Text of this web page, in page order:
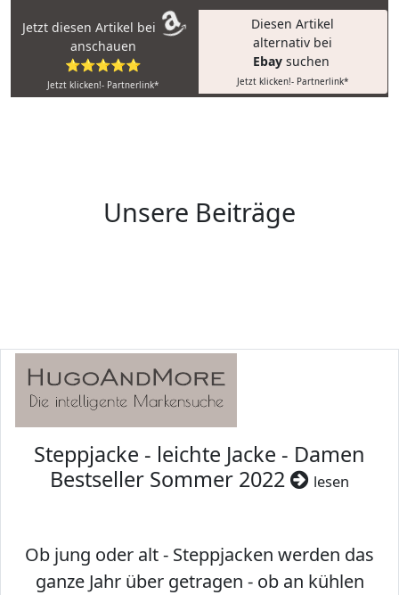
Jetzt diesen Artikel bei
anschauen
⭐⭐⭐⭐⭐
Jetzt klicken!- Partnerlink*
Diesen Artikel
alternativ bei
Ebay suchen
Jetzt klicken!- Partnerlink*
Unsere Beiträge
Steppjacke - leichte Jacke - Damen
Bestseller Sommer 2022
lesen
Ob jung oder alt - Steppjacken werden das
ganze Jahr über getragen - ob an kühlen